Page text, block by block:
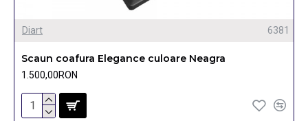
Diart 6381
Scaun coafura Elegance culoare Neagra
1.500,00RON